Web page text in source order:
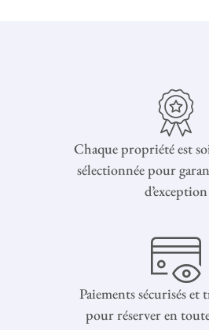
Chaque propriété est
sélectionnée pour
d’exception
Paiements sécurisés et
pour réserver en